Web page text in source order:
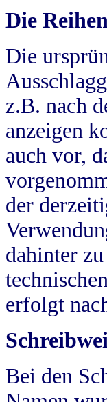
Die
Die
z.B. nach
anzeigen
auch vor,
der
dahinter
erfolgt
Bei den